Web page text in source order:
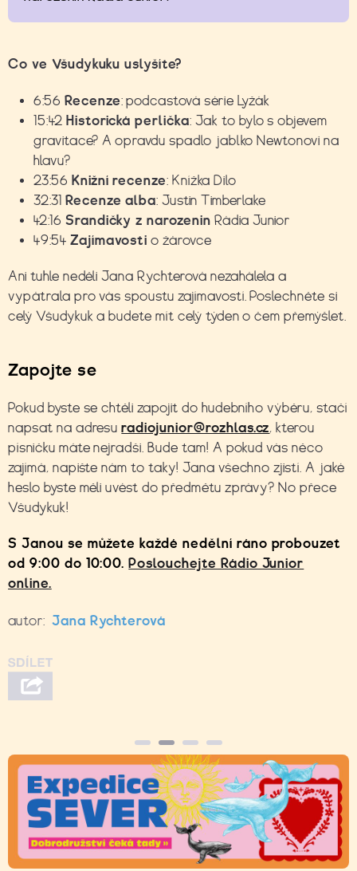
Co ve Všudykuku uslyšíte?
6:56 Recenze: podcastová série Lyžák
15:42 Historická perlička: Jak to bylo s objevem
gravitace? A opravdu spadlo jablko Newtonovi na
hlavu?
23:56 Knižní recenze: Knížka Dilo
32:31 Recenze alba: Justin Timberlake
42:16 Srandičky z narozenin Rádia Junior
49:54 Zajímavosti o žárovce
Ani tuhle neděli Jana Rychterová nezahálela a
vypátrala pro vás spoustu zajímavostí. Poslechněte si
celý Všudykuk a budete mít celý týden o čem přemýšlet.
Zapojte se
Pokud byste se chtěli zapojit do hudebního výběru, stačí
napsat na adresuradiojunior@rozhlas.cz, kterou
písničku máte nejradši. Bude tam! A pokud vás něco
zajímá, napište nám to taky! Jana všechno zjistí. A jaké
heslo byste měli uvést do předmětu zprávy? No přece
Všudykuk!
S Janou se můžete každé nedělní ráno probouzet
od 9:00 do 10:00. Poslouchejte Rádio Junior
online.
autor: Jana Rychterová